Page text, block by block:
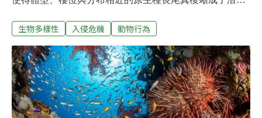
與研究，證實了長尾真稜蜥正在被多線真稜蜥取代，前景
展出護卵行為，反制入侵種食蛋，以及有北移躲避入侵種
的現象，為這場競爭帶來一絲曙光。多線真稜蜥（學名：
Eutropis multifasciata）成體吻肛長約10公分左右，較大
的個體達12公分，連同尾長可超過25公分，是東亞南方與
東南亞各地常見的中大型石龍子，從印度東部、中南半
生物多樣性 入侵危機 動物行為